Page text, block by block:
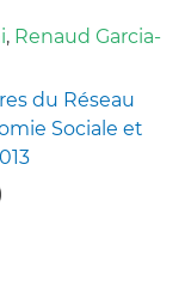
, Renaud Garcia-
du Réseau
Sociale et